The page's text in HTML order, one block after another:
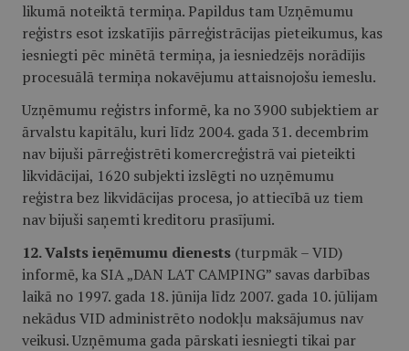
likumā noteiktā termiņa. Papildus tam Uzņēmumu
reģistrs esot izskatījis pārreģistrācijas pieteikumus, kas
iesniegti pēc minētā termiņa, ja iesniedzējs norādījis
procesuālā termiņa nokavējumu attaisnojošu iemeslu.
Uzņēmumu reģistrs informē, ka no 3900 subjektiem ar
ārvalstu kapitālu, kuri līdz 2004. gada 31. decembrim
nav bijuši pārreģistrēti komercreģistrā vai pieteikti
likvidācijai, 1620 subjekti izslēgti no uzņēmumu
reģistra bez likvidācijas procesa, jo attiecībā uz tiem
nav bijuši saņemti kreditoru prasījumi.
12. Valsts ieņēmumu dienests (turpmāk – VID)
informē, ka SIA „DAN LAT CAMPING” savas darbības
laikā no 1997. gada 18. jūnija līdz 2007. gada 10. jūlijam
nekādus VID administrēto nodokļu maksājumus nav
veikusi. Uzņēmuma gada pārskati iesniegti tikai par